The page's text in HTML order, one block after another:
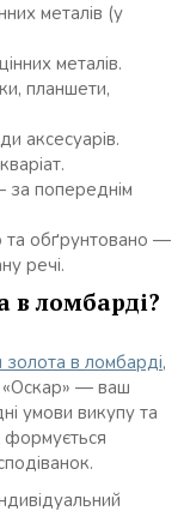
металів (у
металів.
планшети,
аксесуарів.
за попереднім
та обґрунтовано —
речі.
в ломбарді?
золота в ломбарді,
«Оскар» — ваш
умови викупу та
формується